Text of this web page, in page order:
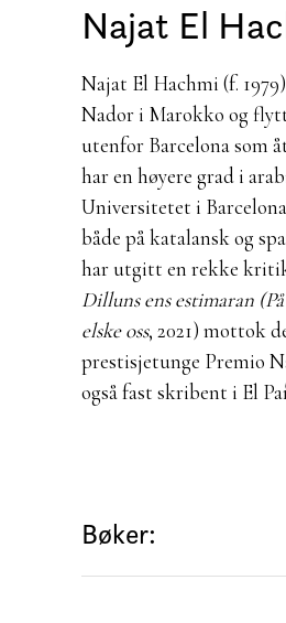
Najat El
Najat El Hachmi (f.
Nador i Marokko og
utenfor Barcelona som
har en høyere grad i
Universitetet i
både på katalansk og
har utgitt en rekke
Dilluns ens estimaran
elske oss, 2021) mottok
prestisjetunge Premio
også fast skribent i El
Bøker: